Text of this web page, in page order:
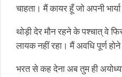
चाहता। मैं कायर हूँ जो अपनी
थोड़ी देर मौन रहने के पश्चात् वे
लायक नहीं रहा। मैं अवधि पूर्ण
भरत से कह देना अब तुम ही